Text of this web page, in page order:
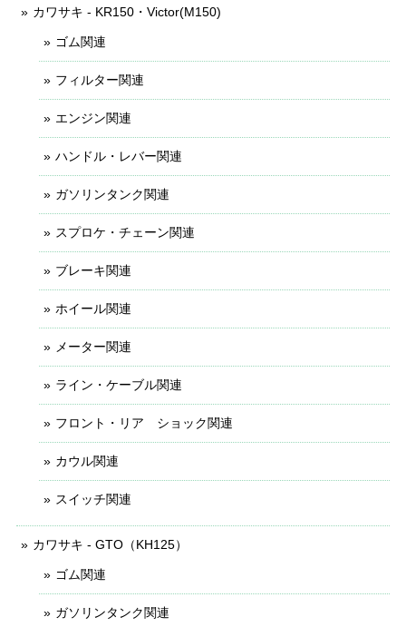
カワサキ - KR150・Victor(M150)
ゴム関連
フィルター関連
エンジン関連
ハンドル・レバー関連
ガソリンタンク関連
スプロケ・チェーン関連
ブレーキ関連
ホイール関連
メーター関連
ライン・ケーブル関連
フロント・リア ショック関連
カウル関連
スイッチ関連
カワサキ - GTO（KH125）
ゴム関連
ガソリンタンク関連